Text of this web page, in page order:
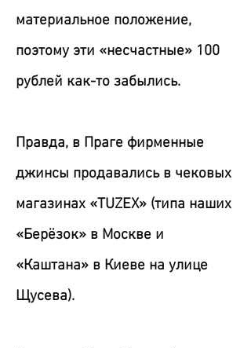
материальное положение,
поэтому эти «несчастные» 100
рублей как-то забылись.
Правда, в Праге фирменные
джинсы продавались в чековых
магазинах «TUZEX» (типа наших
«Берёзок» в Москве и
«Каштана» в Киеве на улице
Щусева).